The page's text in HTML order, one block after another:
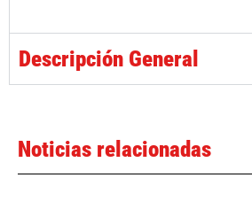
Descripción General
Noticias relacionadas